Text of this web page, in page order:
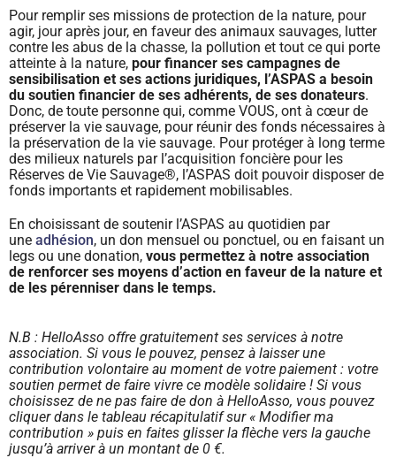
Pour remplir ses missions de protection de la nature, pour
agir, jour après jour, en faveur des animaux sauvages, lutter
contre les abus de la chasse, la pollution et tout ce qui porte
atteinte à la nature, pour financer ses campagnes de
sensibilisation et ses actions juridiques, l’ASPAS a besoin
du soutien financier de ses adhérents, de ses donateurs.
Donc, de toute personne qui, comme VOUS, ont à cœur de
préserver la vie sauvage, pour réunir des fonds nécessaires à
la préservation de la vie sauvage. Pour protéger à long terme
des milieux naturels par l’acquisition foncière pour les
Réserves de Vie Sauvage®, l’ASPAS doit pouvoir disposer de
fonds importants et rapidement mobilisables.
En choisissant de soutenir l’ASPAS au quotidien par
une adhésion, un don mensuel ou ponctuel, ou en faisant un
legs ou une donation, vous permettez à notre association
de renforcer ses moyens d’action en faveur de la nature et
de les pérenniser dans le temps.
N.B : HelloAsso offre gratuitement ses services à notre
association. Si vous le pouvez, pensez à laisser une
contribution volontaire au moment de votre paiement : votre
soutien permet de faire vivre ce modèle solidaire ! Si vous
choisissez de ne pas faire de don à HelloAsso, vous pouvez
cliquer dans le tableau récapitulatif sur « Modifier ma
contribution » puis en faites glisser la flèche vers la gauche
jusqu’à arriver à un montant de 0 €.